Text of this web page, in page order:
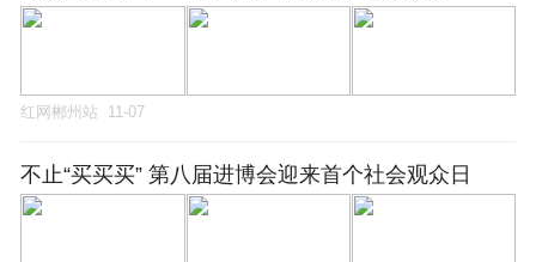
红网郴州站 11-07
不止“买买买” 第八届进博会迎来首个社会观众日